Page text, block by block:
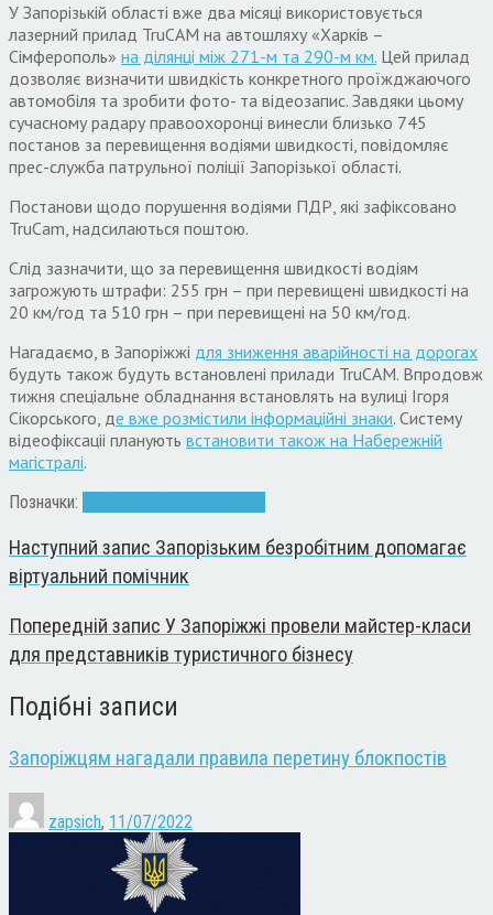
У Запорізькій області вже два місяці використовується
лазерний прилад TruCAM на автошляху «Харків –
Сімферополь» на ділянці між 271-м та 290-м км. Цей прилад
дозволяє визначити швидкість конкретного проїжджаючого
автомобіля та зробити фото- та відеозапис. Завдяки цьому
сучасному радару правоохоронці винесли близько 745
постанов за перевищення водіями швидкості, повідомляє
прес-служба патрульної поліції Запорізької області.
Постанови щодо порушення водіями ПДР, які зафіксовано
TruCam, надсилаються поштою.
Слід зазначити, що за перевищення швидкості водіям
загрожують штрафи: 255 грн – при перевищені швидкості на
20 км/год та 510 грн – при перевищені на 50 км/год.
Нагадаємо, в Запоріжжі для зниження аварійності на дорогах
будуть також будуть встановлені прилади TruCAM. Впродовж
тижня спеціальне обладнання встановлять на вулиці Ігоря
Сікорського, де вже розмістили інформаційні знаки. Систему
відеофіксаціі планують встановити також на Набережній
магістралі.
Позначки:
Наступний запис Запорізьким безробітним допомагає
віртуальний помічник
Попередній запис У Запоріжжі провели майстер-класи
для представників туристичного бізнесу
Подібні записи
Запоріжцям нагадали правила перетину блокпостів
zapsich, 11/07/2022